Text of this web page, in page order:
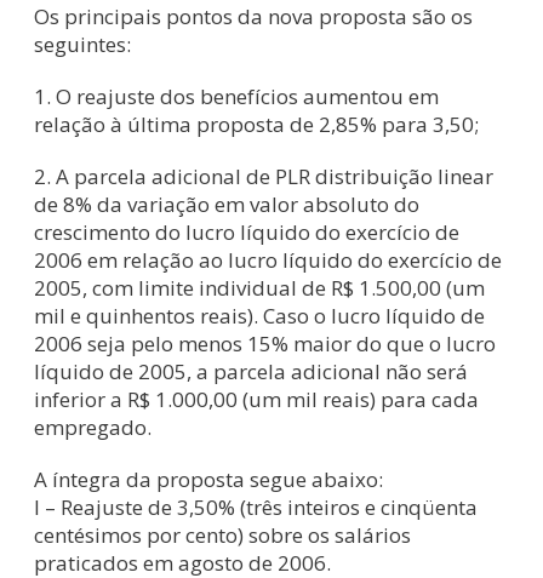
Os principais pontos da nova proposta são os
seguintes:
1. O reajuste dos benefícios aumentou em
relação à última proposta de 2,85% para 3,50;
2. A parcela adicional de PLR distribuição linear
de 8% da variação em valor absoluto do
crescimento do lucro líquido do exercício de
2006 em relação ao lucro líquido do exercício de
2005, com limite individual de R$ 1.500,00 (um
mil e quinhentos reais). Caso o lucro líquido de
2006 seja pelo menos 15% maior do que o lucro
líquido de 2005, a parcela adicional não será
inferior a R$ 1.000,00 (um mil reais) para cada
empregado.
A íntegra da proposta segue abaixo:
I – Reajuste de 3,50% (três inteiros e cinqüenta
centésimos por cento) sobre os salários
praticados em agosto de 2006.